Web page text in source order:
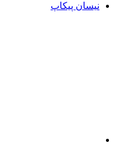
نیسان پیکاپ